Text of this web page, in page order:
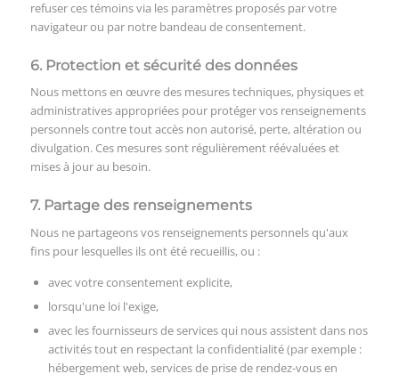
refuser ces témoins via les paramètres proposés par votre
navigateur ou par notre bandeau de consentement.
6. Protection et sécurité des données
Nous mettons en œuvre des mesures techniques, physiques et
administratives appropriées pour protéger vos renseignements
personnels contre tout accès non autorisé, perte, altération ou
divulgation. Ces mesures sont régulièrement réévaluées et
mises à jour au besoin.
7. Partage des renseignements
Nous ne partageons vos renseignements personnels qu'aux
fins pour lesquelles ils ont été recueillis, ou :
avec votre consentement explicite,
lorsqu'une loi l'exige,
avec les fournisseurs de services qui nous assistent dans nos
activités tout en respectant la confidentialité (par exemple :
hébergement web, services de prise de rendez-vous en